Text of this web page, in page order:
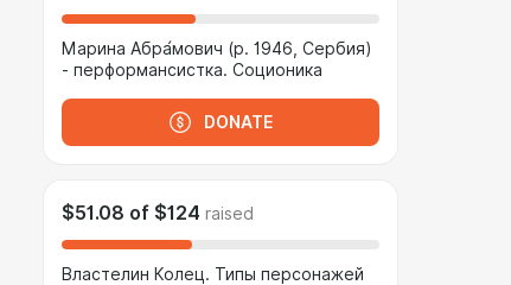
Марина Абра́мович (р. 1946, Сербия)
- перформансистка. Соционика
DONATE
$51.08 of $124 raised
Властелин Колец. Типы персонажей